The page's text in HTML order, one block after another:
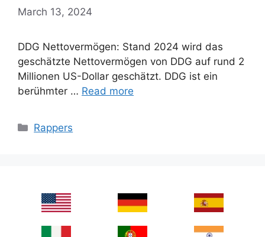
March 13, 2024
DDG Nettovermögen: Stand 2024 wird das
geschätzte Nettovermögen von DDG auf rund 2
Millionen US-Dollar geschätzt. DDG ist ein
berühmter … Read more
Categories
Rappers